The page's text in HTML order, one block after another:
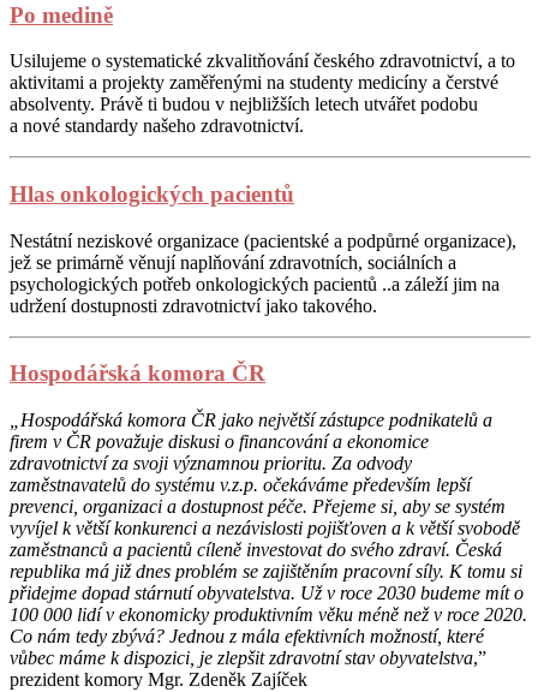
Po medině
Usilujeme o systematické zkvalitňování českého zdravotnictví, a to
aktivitami a projekty zaměřenými na studenty medicíny a čerstvé
absolventy. Právě ti budou v nejbližších letech utvářet podobu
a nové standardy našeho zdravotnictví.
Hlas onkologických pacientů
Nestátní neziskové organizace (pacientské a podpůrné organizace),
jež se primárně věnují naplňování zdravotních, sociálních a
psychologických potřeb onkologických pacientů ..a záleží jim na
udržení dostupnosti zdravotnictví jako takového.
Hospodářská komora ČR
„Hospodářská komora ČR jako největší zástupce podnikatelů a
firem v ČR považuje diskusi o financování a ekonomice
zdravotnictví za svoji významnou prioritu. Za odvody
zaměstnavatelů do systému v.z.p. očekáváme především lepší
prevenci, organizaci a dostupnost péče. Přejeme si, aby se systém
vyvíjel k větší konkurenci a nezávislosti pojišťoven a k větší svobodě
zaměstnanců a pacientů cíleně investovat do svého zdraví. Česká
republika má již dnes problém se zajištěním pracovní síly. K tomu si
přidejme dopad stárnutí obyvatelstva. Už v roce 2030 budeme mít o
100 000 lidí v ekonomicky produktivním věku méně než v roce 2020.
Co nám tedy zbývá? Jednou z mála efektivních možností, které
vůbec máme k dispozici, je zlepšit zdravotní stav obyvatelstva,”
prezident komory Mgr. Zdeněk Zajíček